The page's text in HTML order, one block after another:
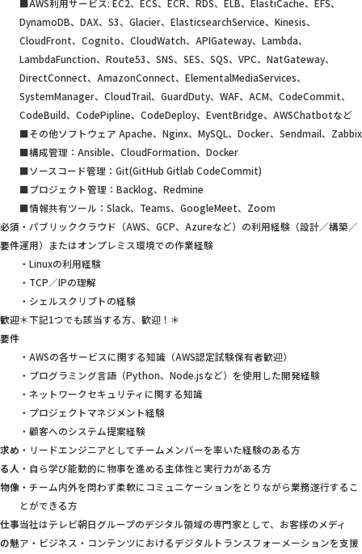
■AWS利用サービス: EC2、ECS、ECR、RDS、ELB、ElastiCache、EFS、
DynamoDB、DAX、S3、Glacier、ElasticsearchService、Kinesis、
CloudFront、Cognito、CloudWatch、APIGateway、Lambda、
LambdaFunction、Route53、SNS、SES、SQS、VPC、NatGateway、
DirectConnect、AmazonConnect、ElementalMediaServices、
SystemManager、CloudTrail、GuardDuty、WAF、ACM、CodeCommit、
CodeBuild、CodePipline、CodeDeploy、EventBridge、AWSChatbotなど
■その他ソフトウェア Apache、Nginx、MySQL、Docker、Sendmail、Zabbix
■構成管理：Ansible、CloudFormation、Docker
■ソースコード管理：Git(GitHub Gitlab CodeCommit)
■プロジェクト管理：Backlog、Redmine
■情報共有ツール：Slack、Teams、GoogleMeet、Zoom
必須
要件
・パブリッククラウド（AWS、GCP、Azureなど）の利用経験（設計／構築／
運用）またはオンプレミス環境での作業経験
・Linuxの利用経験
・TCP／IPの理解
・シェルスクリプトの経験
歓迎
要件
＊下記1つでも該当する方、歓迎！＊
・AWSの各サービスに関する知識（AWS認定試験保有者歓迎）
・プログラミング言語（Python、Node.jsなど）を使用した開発経験
・ネットワークセキュリティに関する知識
・プロジェクトマネジメント経験
・顧客へのシステム提案経験
求め
る人
物像
・リードエンジニアとしてチームメンバーを率いた経験のある方
・自ら学び能動的に物事を進める主体性と実行力がある方
・チーム内外を問わず柔軟にコミュニケーションをとりながら業務遂行するこ
とができる方
仕事
の魅
当社はテレビ朝日グループのデジタル領域の専門家として、お客様のメディ
ア・ビジネス・コンテンツにおけるデジタルトランスフォーメーションを支援